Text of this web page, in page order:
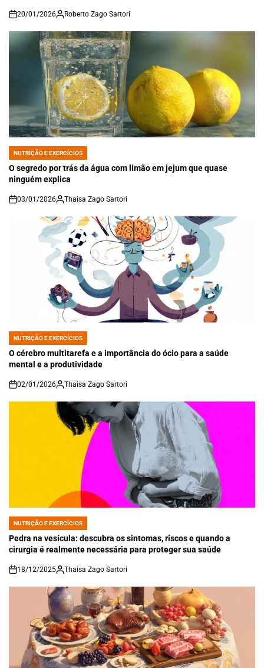
on
20/01/2026 Roberto Zago Sartori
POSTED
IN
NUTRIÇÃO E EXERCÍCIOS
O segredo por trás da água com limão em jejum que quase
ninguém explica
on
03/01/2026 Thaisa Zago Sartori
POSTED
IN
NUTRIÇÃO E EXERCÍCIOS
O cérebro multitarefa e a importância do ócio para a saúde
mental e a produtividade
on
02/01/2026 Thaisa Zago Sartori
POSTED
IN
NUTRIÇÃO E EXERCÍCIOS
Pedra na vesícula: descubra os sintomas, riscos e quando a
cirurgia é realmente necessária para proteger sua saúde
on
18/12/2025 Thaisa Zago Sartori